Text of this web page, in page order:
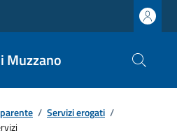
Muzzano
/ Servizi erogati /